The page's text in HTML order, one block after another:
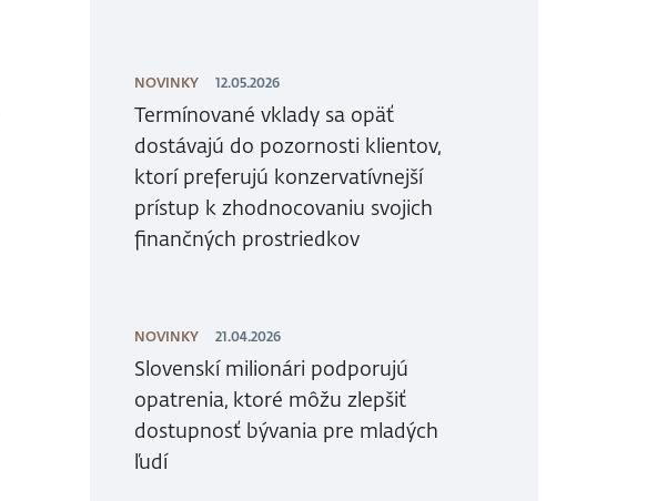
NOVINKY 12.05.2026
Termínované vklady sa opäť
dostávajú do pozornosti klientov,
ktorí preferujú konzervatívnejší
prístup k zhodnocovaniu svojich
finančných prostriedkov
NOVINKY 21.04.2026
Slovenskí milionári podporujú
opatrenia, ktoré môžu zlepšiť
dostupnosť bývania pre mladých
ľudí